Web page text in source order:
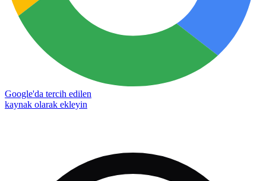
Google'da tercih edilen
kaynak olarak ekleyin